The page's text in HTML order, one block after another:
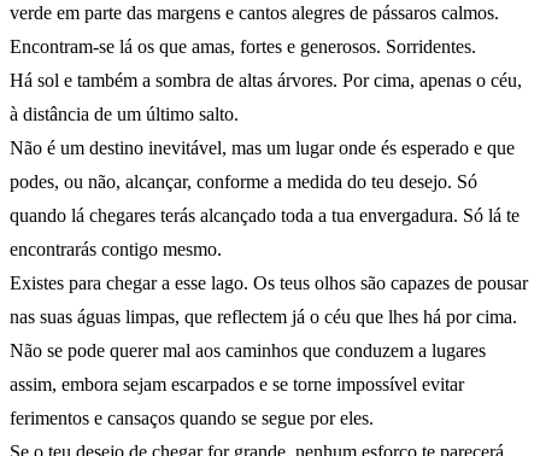
verde em parte das margens e cantos alegres de pássaros calmos.
Encontram-se lá os que amas, fortes e generosos. Sorridentes.
Há sol e também a sombra de altas árvores. Por cima, apenas o céu,
à distância de um último salto.
Não é um destino inevitável, mas um lugar onde és esperado e que
podes, ou não, alcançar, conforme a medida do teu desejo. Só
quando lá chegares terás alcançado toda a tua envergadura. Só lá te
encontrarás contigo mesmo.
Existes para chegar a esse lago. Os teus olhos são capazes de pousar
nas suas águas limpas, que reflectem já o céu que lhes há por cima.
Não se pode querer mal aos caminhos que conduzem a lugares
assim, embora sejam escarpados e se torne impossível evitar
ferimentos e cansaços quando se segue por eles.
Se o teu desejo de chegar for grande, nenhum esforço te parecerá